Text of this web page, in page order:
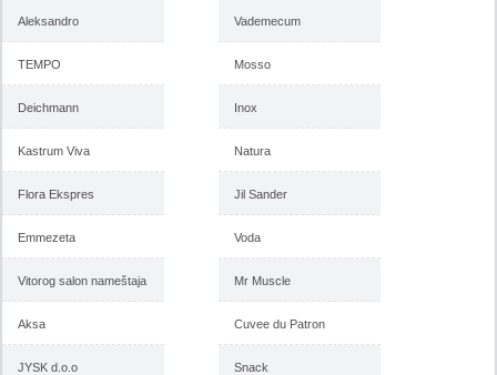
Aleksandro
TEMPO
Deichmann
Kastrum Viva
Flora Ekspres
Emmezeta
Vitorog salon nameštaja
Aksa
JYSK d.o.o
Vademecum
Mosso
Inox
Natura
Jil Sander
Voda
Mr Muscle
Cuvee du Patron
Snack